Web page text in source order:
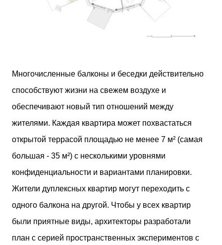
Многочисленные балконы и беседки действительно
способствуют жизни на свежем воздухе и
обеспечивают новый тип отношений между
жителями. Каждая квартира может похвастаться
открытой террасой площадью не менее 7 м² (самая
большая - 35 м²) с несколькими уровнями
конфиденциальности и вариантами планировки.
Жители дуплексных квартир могут переходить с
одного балкона на другой. Чтобы у всех квартир
были приятные виды, архитекторы разработали
план с серией пространственных экспериментов с